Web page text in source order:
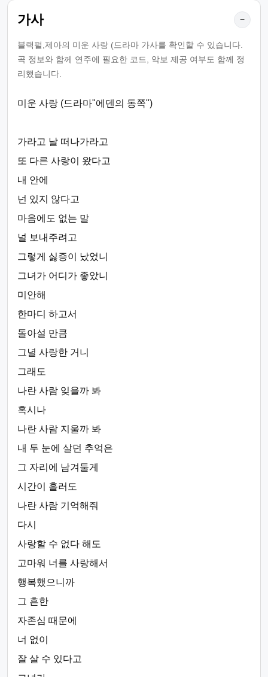
가사 −
블랙펄,제아의 미운 사랑 (드라마 가사를 확인할 수 있습니다.
곡 정보와 함께 연주에 필요한 코드, 악보 제공 여부도 함께 정
리했습니다.
미운 사랑 (드라마"에덴의 동쪽")
가라고 날 떠나가라고
또 다른 사랑이 왔다고
내 안에
넌 있지 않다고
마음에도 없는 말
널 보내주려고
그렇게 싫증이 났었니
그녀가 어디가 좋았니
미안해
한마디 하고서
돌아설 만큼
그녈 사랑한 거니
그래도
나란 사람 잊을까 봐
혹시나
나란 사람 지울까 봐
내 두 눈에 살던 추억은
그 자리에 남겨둘게
시간이 흘러도
나란 사람 기억해줘
다시
사랑할 수 없다 해도
고마워 너를 사랑해서
행복했으니까
그 흔한
자존심 때문에
너 없이
잘 살 수 있다고